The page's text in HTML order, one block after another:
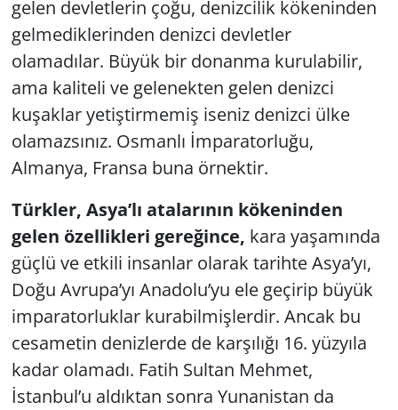
gelen devletlerin çoğu, denizcilik kökeninden
gelmediklerinden denizci devletler
olamadılar. Büyük bir donanma kurulabilir,
ama kaliteli ve gelenekten gelen denizci
kuşaklar yetiştirmemiş iseniz denizci ülke
olamazsınız. Osmanlı İmparatorluğu,
Almanya, Fransa buna örnektir.
Türkler, Asya’lı atalarının kökeninden
gelen özellikleri gereğince, kara yaşamında
güçlü ve etkili insanlar olarak tarihte Asya’yı,
Doğu Avrupa’yı Anadolu’yu ele geçirip büyük
imparatorluklar kurabilmişlerdir. Ancak bu
cesametin denizlerde de karşılığı 16. yüzyıla
kadar olamadı. Fatih Sultan Mehmet,
İstanbul’u aldıktan sonra Yunanistan da